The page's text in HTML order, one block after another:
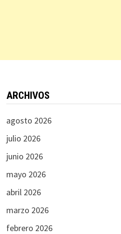
ARCHIVOS
agosto 2026
julio 2026
junio 2026
mayo 2026
abril 2026
marzo 2026
febrero 2026